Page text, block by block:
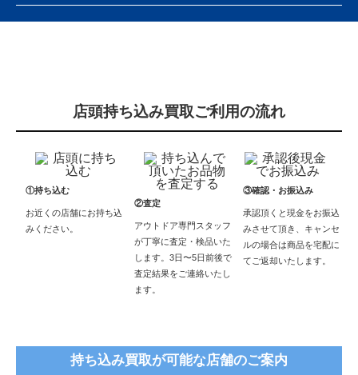
店頭持ち込み買取ご利用の流れ
①持ち込む
お近くの店舗にお持ち込
みください。
②査定
アウトドア専門スタッフ
が丁寧に査定・検品いた
します。3日〜5日前後で
査定結果をご連絡いたし
ます。
③確認・お振込み
承認頂くと現金をお振込
みさせて頂き、キャンセ
ルの場合は商品を宅配に
てご返却いたします。
持ち込み買取が可能な店舗のご案内